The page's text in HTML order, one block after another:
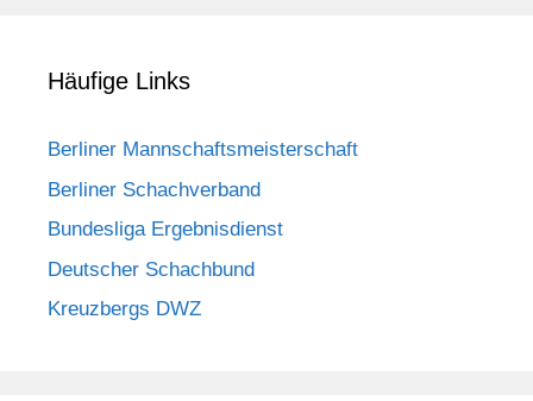
Häufige Links
Berliner Mannschaftsmeisterschaft
Berliner Schachverband
Bundesliga Ergebnisdienst
Deutscher Schachbund
Kreuzbergs DWZ